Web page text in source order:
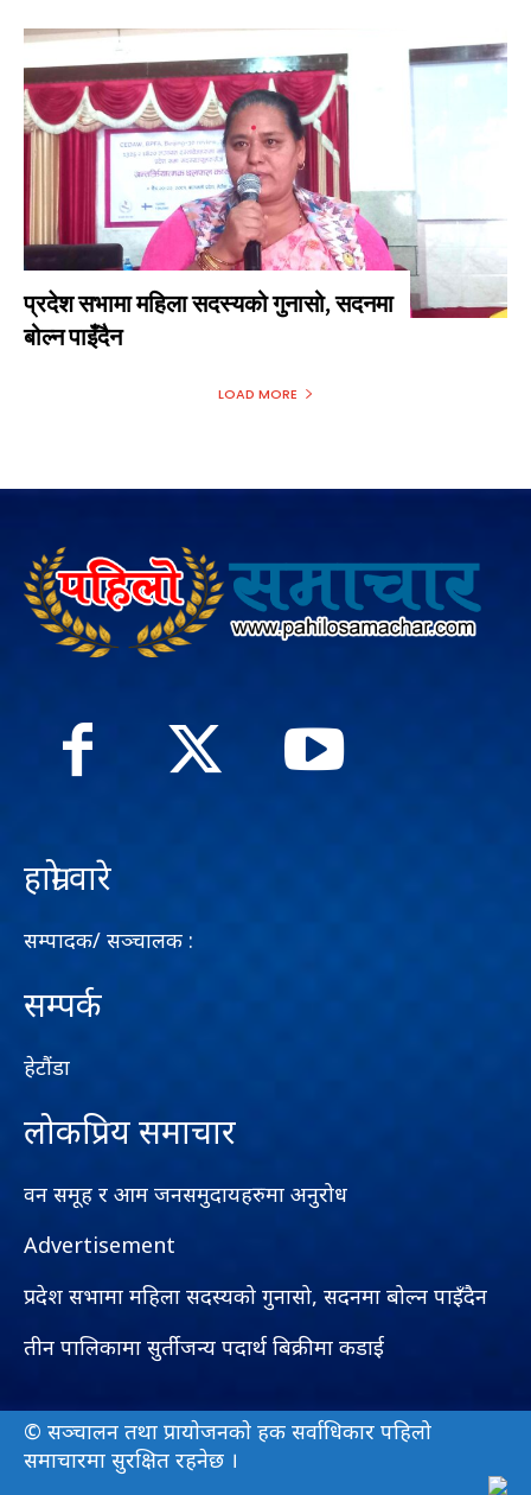
प्रदेश सभामा महिला सदस्यको गुनासो, सदनमा
बोल्न पाइँदैन
LOAD MORE
हाम्रो वारे
सम्पादक/ सञ्चालक :
सम्पर्क
हेटौंडा
लोकप्रिय समाचार
वन समूह र आम जनसमुदायहरुमा अनुरोध
Advertisement
प्रदेश सभामा महिला सदस्यको गुनासो, सदनमा बोल्न पाइँदैन
तीन पालिकामा सुर्तीजन्य पदार्थ बिक्रीमा कडाई
© सञ्चालन तथा प्रायाेजनकाे हक सर्वाधिकार पहिलो
समाचारमा सुरक्षित रहनेछ ।